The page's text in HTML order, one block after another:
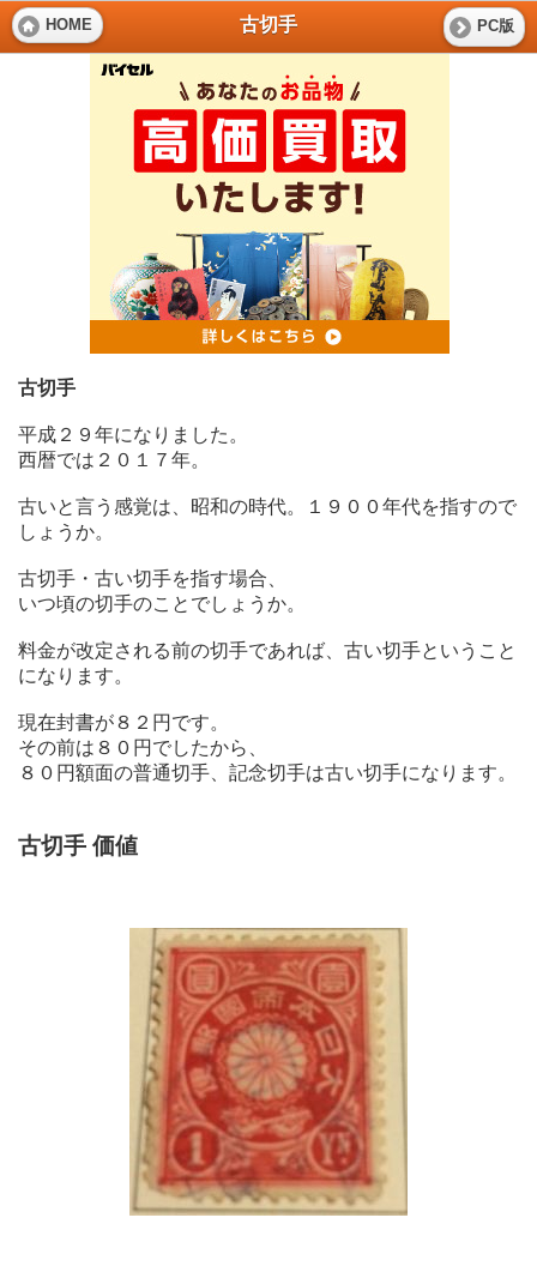
HOME 古切手 PC版
古切手
平成２９年になりました。
西暦では２０１７年。
古いと言う感覚は、昭和の時代。１９００年代を指すので
しょうか。
古切手・古い切手を指す場合、
いつ頃の切手のことでしょうか。
料金が改定される前の切手であれば、古い切手ということ
になります。
現在封書が８２円です。
その前は８０円でしたから、
８０円額面の普通切手、記念切手は古い切手になります。
古切手 価値